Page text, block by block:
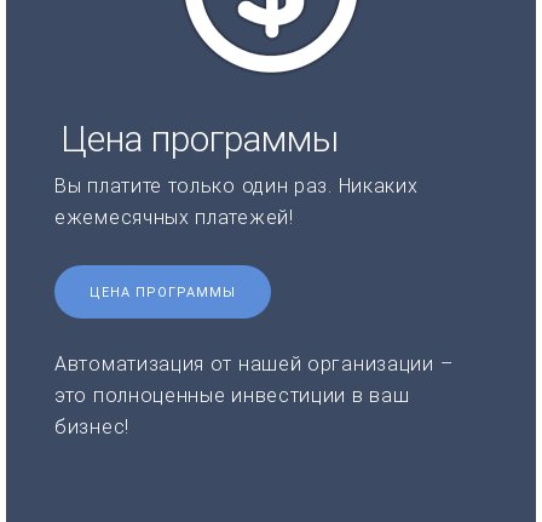
Цена программы
Вы платите только один раз. Никаких
ежемесячных платежей!
ЦЕНА ПРОГРАММЫ
Автоматизация от нашей организации –
это полноценные инвестиции в ваш
бизнес!